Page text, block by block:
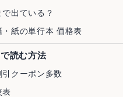
出ている？
・紙の単行本 価格表
読む方法
クーポン多数